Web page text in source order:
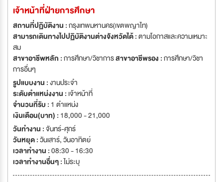
เจ้าหน้าที่ฝ่ายการศึกษา
สถานที่ปฏิบัติงาน :กรุงเทพมหานคร(เขตพญาไท)
สามารถเดินทางไปปฏิบัติงานต่างจังหวัดได้ :ตามโอกาสและความเหมาะ
สม
สาขาอาชีพหลัก :การศึกษา/วิชาการสาขาอาชีพรอง :การศึกษา/วิชา
การอื่นๆ
รูปแบบงาน :งานประจำ
ระดับตำแหน่งงาน : เจ้าหน้าที่
จำนวนที่รับ : 1 ตำแหน่ง
เงินเดือน(บาท) : 18,000 - 21,000
วันทำงาน :จันทร์-ศุกร์
วันหยุด :วันเสาร์,วันอาทิตย์
เวลาทำงาน :08:30 - 16:30
เวลาทำงานอื่นๆ :ไม่ระบุ